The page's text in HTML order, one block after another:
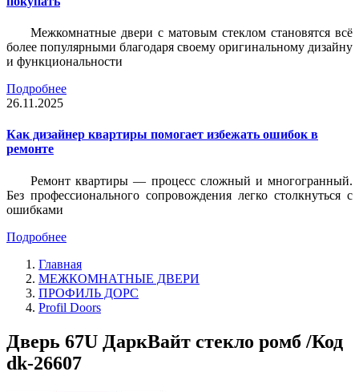
Межкомнатные двери с матовым стеклом становятся всё
более популярными благодаря своему оригинальному дизайну
и функциональности
Подробнее
26.11.2025
Как дизайнер квартиры помогает избежать ошибок в
ремонте
Ремонт квартиры — процесс сложный и многогранный.
Без профессионального сопровождения легко столкнуться с
ошибками
Подробнее
Главная
МЕЖКОМНАТНЫЕ ДВЕРИ
ПРОФИЛЬ ДОРС
Profil Doors
Дверь 67U ДаркВайт стекло ромб /Код
dk-26607